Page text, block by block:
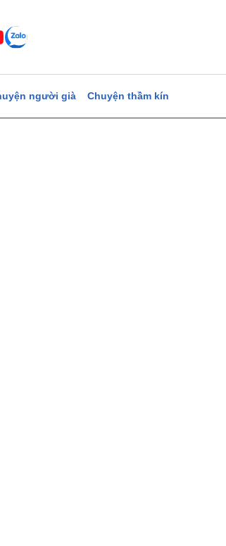
người già Chuyện thầm kín